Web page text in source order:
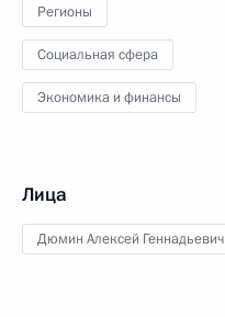
Регионы
Социальная сфера
Экономика и финансы
Лица
Дюмин Алексей Геннадьевич